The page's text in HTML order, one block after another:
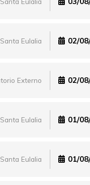
Eulalia 02/
Externo 02/
Eulalia 01/
Eulalia 01/